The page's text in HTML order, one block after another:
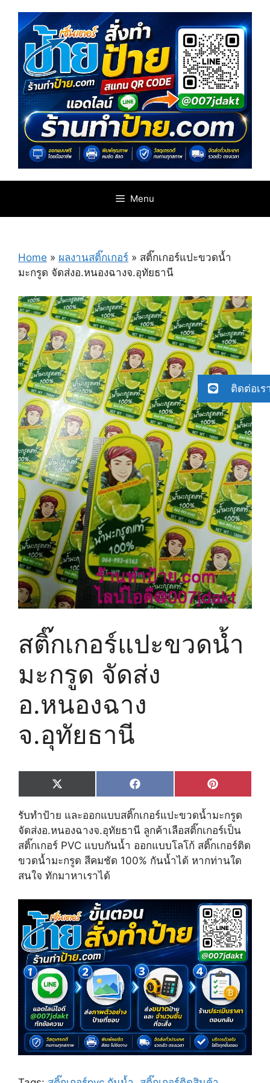
content
Menu
Home » ผลงานสติ๊กเกอร์ » สติ๊กเกอร์แปะขวดน้ำ
มะกรูด จัดส่ง​อ.หนองฉาง​จ.อุทัยธานี
สติ๊กเกอร์แปะขวดน้ำ
มะกรูด จัดส่ง​
อ.หนองฉาง​
จ.อุทัยธานี
Share
on
X
(
w
i
t
t
e
r
)
Share
on
F
a
e
b
o
k
Share
on
P
i
t
e
e
s
รับทำป้าย และออกแบบสติ๊กเกอร์แปะขวดน้ำมะกรูด
จัดส่ง​อ.หนองฉาง​จ.อุทัยธานี ลูกค้าเลือสติ๊กเกอร์เป็น
สติ๊กเกอร์ PVC แบบกันน้ำ ออกแบบโลโก้ สติ๊กเกอร์ติด
ขวดน้ำมะกรูด สีคมชัด 100% กันน้ำได้ หากท่านใด
สนใจ ทักมาหาเราได้
ติดต่อเร